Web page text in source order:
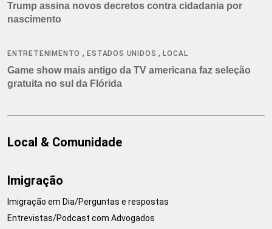
Trump assina novos decretos contra cidadania por
nascimento
ENTRETENIMENTO ,ESTADOS UNIDOS ,LOCAL
Game show mais antigo da TV americana faz seleção
gratuita no sul da Flórida
Local & Comunidade
Imigração
Imigração em Dia/Perguntas e respostas
Entrevistas/Podcast com Advogados